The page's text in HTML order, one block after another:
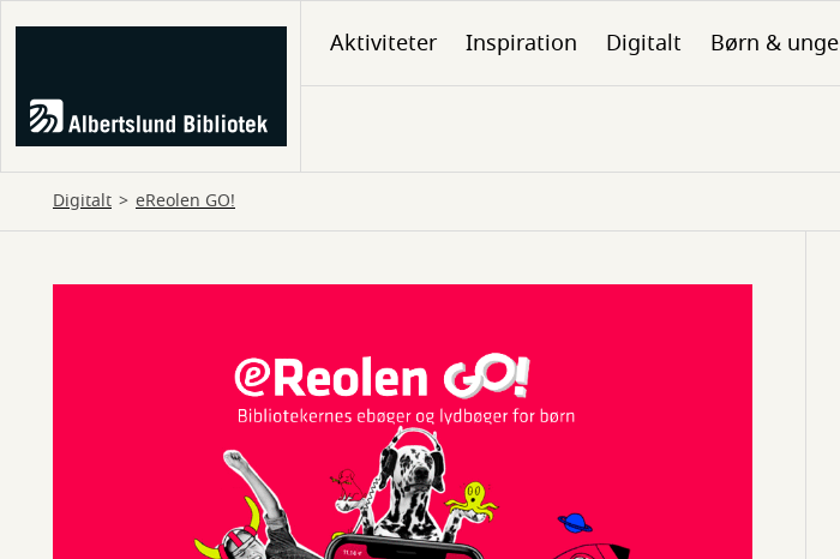
Aktiviteter Inspiration Digitalt Børn & unge
Digitalt eReolen GO!